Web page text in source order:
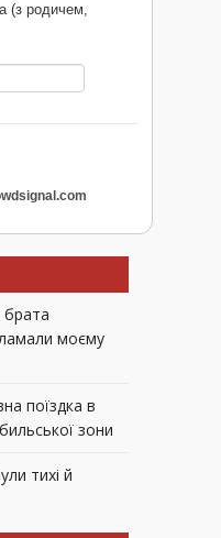
(з родичем,
брата
моєму
поїздка в
зони
тихі й